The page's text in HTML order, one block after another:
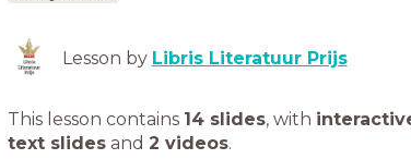
Lesson by Libris Literatuur Prijs
This lesson contains 14 slides, with
text slides and 2 videos.